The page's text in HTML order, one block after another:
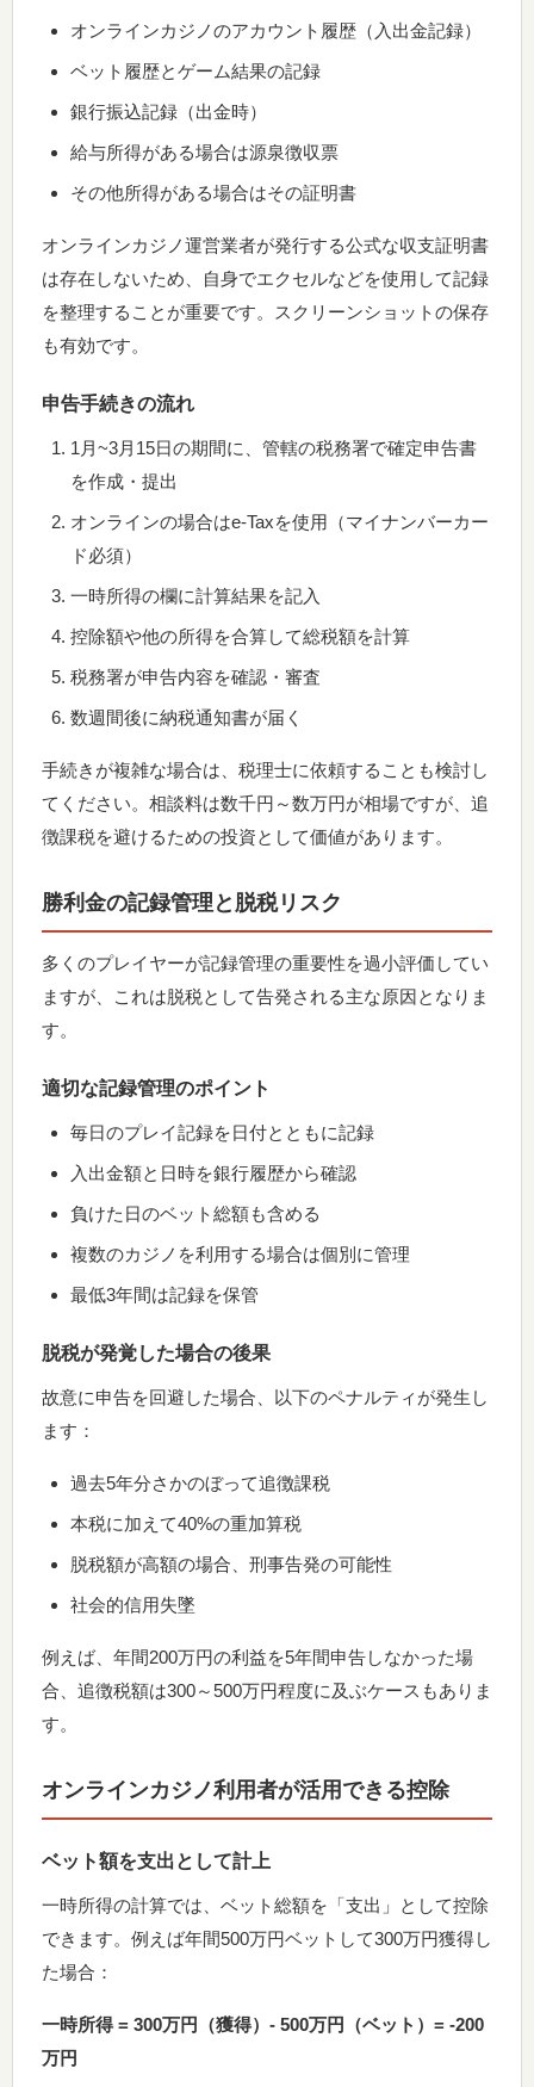
オンラインカジノのアカウント履歴（入出金記録）
ベット履歴とゲーム結果の記録
銀行振込記録（出金時）
給与所得がある場合は源泉徴収票
その他所得がある場合はその証明書
オンラインカジノ運営業者が発行する公式な収支証明書
は存在しないため、自身でエクセルなどを使用して記録
を整理することが重要です。スクリーンショットの保存
も有効です。
申告手続きの流れ
1月~3月15日の期間に、管轄の税務署で確定申告書
を作成・提出
オンラインの場合はe-Taxを使用（マイナンバーカー
ド必須）
一時所得の欄に計算結果を記入
控除額や他の所得を合算して総税額を計算
税務署が申告内容を確認・審査
数週間後に納税通知書が届く
手続きが複雑な場合は、税理士に依頼することも検討し
てください。相談料は数千円～数万円が相場ですが、追
徴課税を避けるための投資として価値があります。
勝利金の記録管理と脱税リスク
多くのプレイヤーが記録管理の重要性を過小評価してい
ますが、これは脱税として告発される主な原因となりま
す。
適切な記録管理のポイント
毎日のプレイ記録を日付とともに記録
入出金額と日時を銀行履歴から確認
負けた日のベット総額も含める
複数のカジノを利用する場合は個別に管理
最低3年間は記録を保管
脱税が発覚した場合の後果
故意に申告を回避した場合、以下のペナルティが発生し
ます：
過去5年分さかのぼって追徴課税
本税に加えて40%の重加算税
脱税額が高額の場合、刑事告発の可能性
社会的信用失墜
例えば、年間200万円の利益を5年間申告しなかった場
合、追徴税額は300～500万円程度に及ぶケースもありま
す。
オンラインカジノ利用者が活用できる控除
ベット額を支出として計上
一時所得の計算では、ベット総額を「支出」として控除
できます。例えば年間500万円ベットして300万円獲得し
た場合：
一時所得 = 300万円（獲得）- 500万円（ベット）= -200
万円